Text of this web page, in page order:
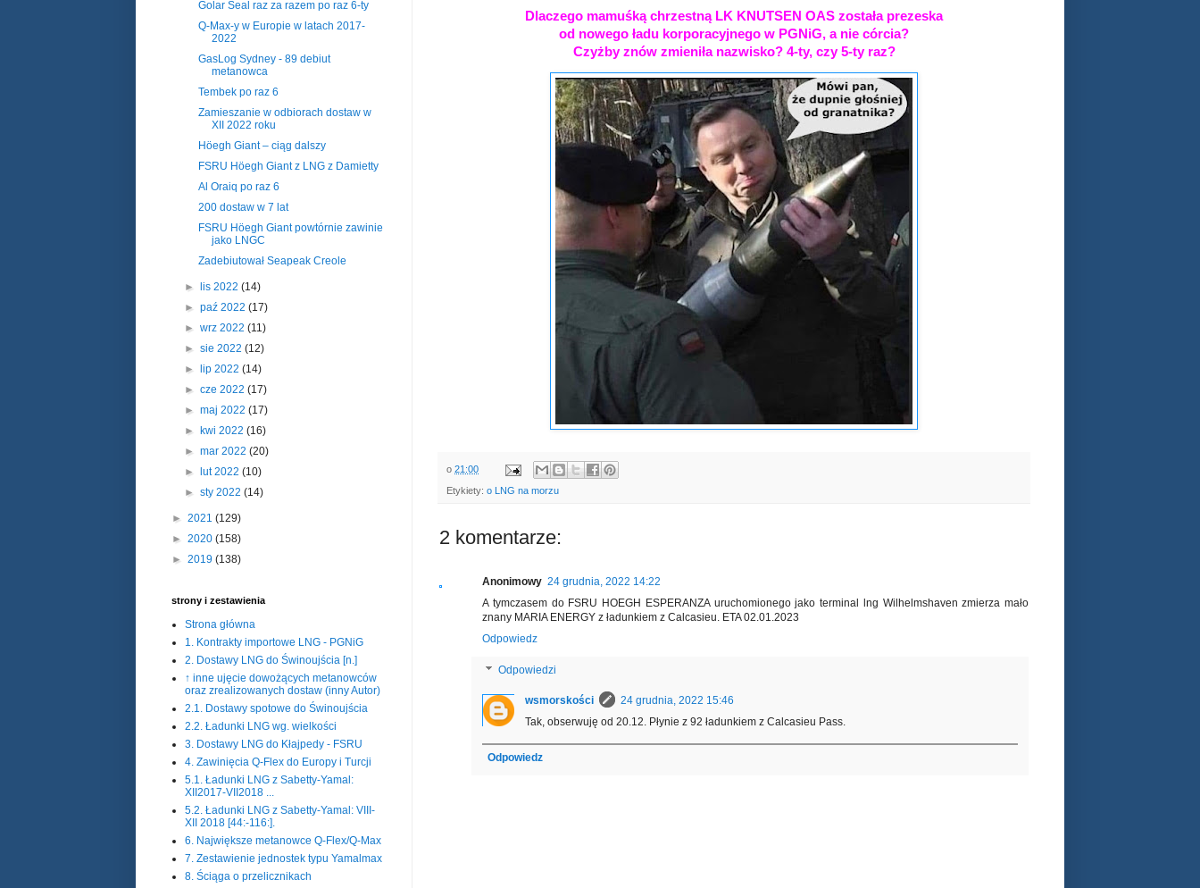
Dlaczego mamuśką chrzestną LK KNUTSEN OAS została prezeska
od nowego ładu korporacyjnego w PGNiG, a nie córcia?
Czyżby znów zmieniła nazwisko? 4-ty, czy 5-ty raz?
o 21:00
Etykiety: o LNG na morzu
2 komentarze:
Anonimowy 24 grudnia, 2022 14:22
A tymczasem do FSRU HOEGH ESPERANZA uruchomionego jako terminal lng Wilhelmshaven zmierza mało
znany MARIA ENERGY z ładunkiem z Calcasieu. ETA 02.01.2023
Odpowiedz
Odpowiedzi
wsmorskości
24 grudnia, 2022 15:46
Tak, obserwuję od 20.12. Płynie z 92 ładunkiem z Calcasieu Pass.
Odpowiedz
Golar Seal raz za razem po raz 6-ty
Q-Max-y w Europie w latach 2017-
2022
GasLog Sydney - 89 debiut
metanowca
Tembek po raz 6
Zamieszanie w odbiorach dostaw w
XII 2022 roku
Höegh Giant – ciąg dalszy
FSRU Höegh Giant z LNG z Damietty
Al Oraiq po raz 6
200 dostaw w 7 lat
FSRU Höegh Giant powtórnie zawinie
jako LNGC
Zadebiutował Seapeak Creole
► lis 2022(14)
►paź 2022(17)
►wrz 2022(11)
►sie 2022(12)
►
lip 2022(14)
►cze 2022(17)
►maj 2022(17)
►
kwi 2022(16)
►mar 2022(20)
►
lut 2022(10)
►sty 2022(14)
► 2021 (129)
► 2020 (158)
► 2019 (138)
strony i zestawienia
Strona główna
1. Kontrakty importowe LNG - PGNiG
2. Dostawy LNG do Świnoujścia [n.]
↑ inne ujęcie dowożących metanowców
oraz zrealizowanych dostaw (inny Autor)
2.1. Dostawy spotowe do Świnoujścia
2.2. Ładunki LNG wg. wielkości
3. Dostawy LNG do Kłajpedy - FSRU
4. Zawinięcia Q-Flex do Europy i Turcji
5.1. Ładunki LNG z Sabetty-Yamal:
XII2017-VII2018 ...
5.2. Ładunki LNG z Sabetty-Yamal: VIII-
XII 2018 [44:-116:].
6. Największe metanowce Q-Flex/Q-Max
7. Zestawienie jednostek typu Yamalmax
8. Ściąga o przelicznikach